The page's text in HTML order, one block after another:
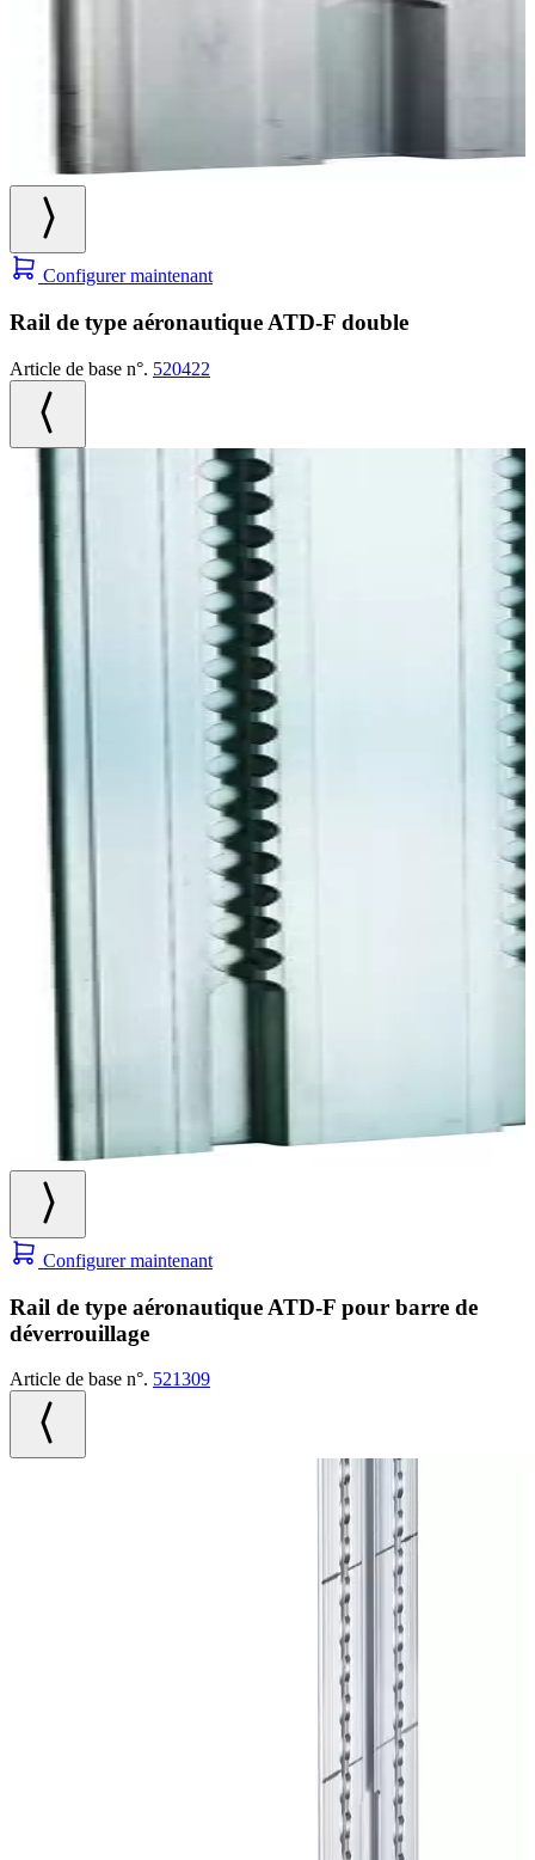
Configurer maintenant
Rail de type aéronautique ATD-F double
Article de base n°. 520422
Configurer maintenant
Rail de type aéronautique ATD-F pour barre de
déverrouillage
Article de base n°. 521309